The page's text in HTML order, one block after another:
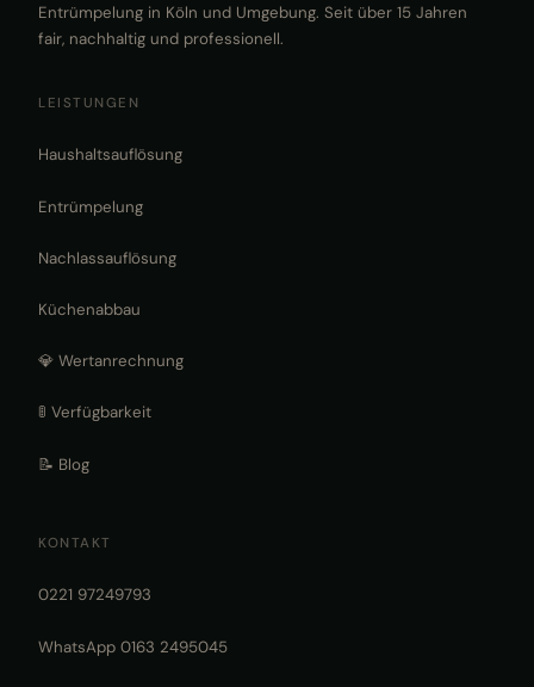
Entrümpelung in Köln und Umgebung. Seit über 15 Jahren
fair, nachhaltig und professionell.
LEISTUNGEN
Haushaltsauflösung
Entrümpelung
Nachlassauflösung
Küchenabbau
💎 Wertanrechnung
🚦 Verfügbarkeit
📝 Blog
KONTAKT
0221 97249793
WhatsApp 0163 2495045